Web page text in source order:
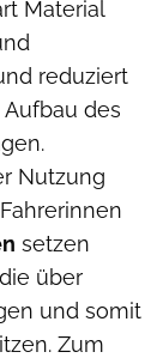
Material
reduziert
des
Nutzung
setzen
über
und somit
Zum